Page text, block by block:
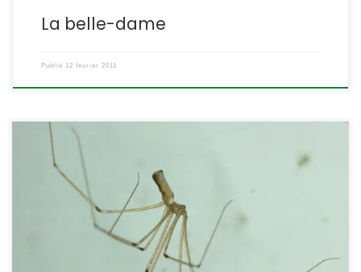
La belle-dame
Publié 12 février 2011
C’est une araignée d’allure filiforme, elle élit souvent domicile
dans nos habitations, greniers, garages, caves. Pholcus
phalangioides Fuesslin,1775 Vous cherchez à identifier une
araignée ? Peut-être la trouverez-vous dans la galerie POSITION
SYSTÉMATIQUE : Arachnide Araneae Famille des Pholcidae
ETYMOLOGIE : DESCRIPTION : Taille : Le corps mesure 7 à 10 mm, les